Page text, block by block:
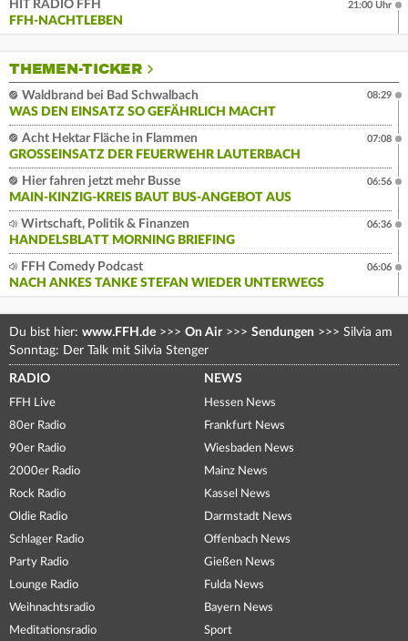
HIT RADIO FFH
FFH-NACHTLEBEN
21:00 Uhr
THEMEN-TICKER
Waldbrand bei Bad Schwalbach
WAS DEN EINSATZ SO GEFÄHRLICH MACHT
08:29
Acht Hektar Fläche in Flammen
GROSSEINSATZ DER FEUERWEHR LAUTERBACH
07:08
Hier fahren jetzt mehr Busse
MAIN-KINZIG-KREIS BAUT BUS-ANGEBOT AUS
06:56
Wirtschaft, Politik & Finanzen
HANDELSBLATT MORNING BRIEFING
06:36
FFH Comedy Podcast
NACH ANKES TANKE STEFAN WIEDER UNTERWEGS
06:06
Du bist hier: www.FFH.de >>> On Air >>> Sendungen >>> Silvia am
Sonntag: Der Talk mit Silvia Stenger
RADIO
FFH Live
80er Radio
90er Radio
2000er Radio
Rock Radio
Oldie Radio
Schlager Radio
Party Radio
Lounge Radio
Weihnachtsradio
Meditationsradio
NEWS
Hessen News
Frankfurt News
Wiesbaden News
Mainz News
Kassel News
Darmstadt News
Offenbach News
Gießen News
Fulda News
Bayern News
Sport